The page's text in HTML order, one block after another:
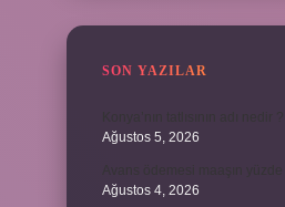
SON YAZILAR
Ağustos 5, 2026
Ağustos 4, 2026